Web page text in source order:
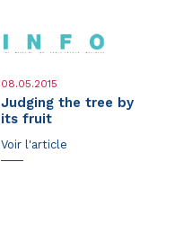
08.05.2015
Judging the tree by
its fruit
Voir l'article